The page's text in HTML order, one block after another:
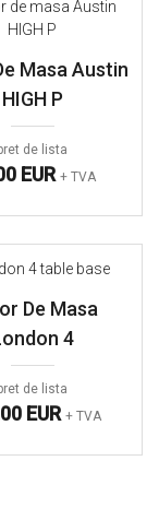
Masa Austin
HIGH P
de lista
EUR + TVA
De Masa
4
de lista
EUR + TVA